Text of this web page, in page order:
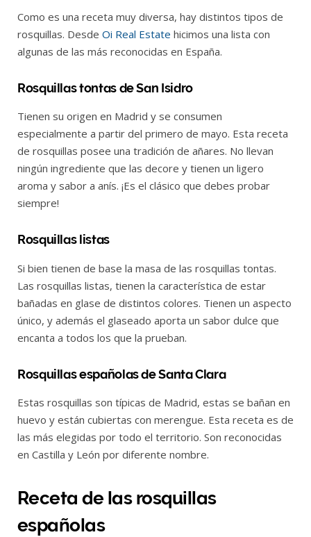
Como es una receta muy diversa, hay distintos tipos de
rosquillas. Desde Oi Real Estate hicimos una lista con
algunas de las más reconocidas en España.
Rosquillas tontas de San Isidro
Tienen su origen en Madrid y se consumen
especialmente a partir del primero de mayo. Esta receta
de rosquillas posee una tradición de añares. No llevan
ningún ingrediente que las decore y tienen un ligero
aroma y sabor a anís. ¡Es el clásico que debes probar
siempre!
Rosquillas listas
Si bien tienen de base la masa de las rosquillas tontas.
Las rosquillas listas, tienen la característica de estar
bañadas en glase de distintos colores. Tienen un aspecto
único, y además el glaseado aporta un sabor dulce que
encanta a todos los que la prueban.
Rosquillas españolas de Santa Clara
Estas rosquillas son típicas de Madrid, estas se bañan en
huevo y están cubiertas con merengue. Esta receta es de
las más elegidas por todo el territorio. Son reconocidas
en Castilla y León por diferente nombre.
Receta de las rosquillas
españolas